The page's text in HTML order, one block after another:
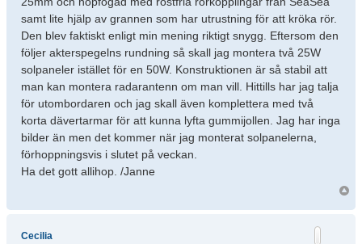
samt lite hjälp av grannen som har utrustning för att kröka rör.
Den blev faktiskt enligt min mening riktigt snygg. Eftersom den
följer akterspegelns rundning så skall jag montera två 25W
solpaneler istället för en 50W. Konstruktionen är så stabil att
man kan montera radarantenn om man vill. Hittills har jag talja
för utombordaren och jag skall även komplettera med två
korta dävertarmar för att kunna lyfta gummijollen. Jag har inga
bilder än men det kommer när jag monterat solpanelerna,
förhoppningsvis i slutet på veckan.
Ha det gott allihop. /Janne
Cecilia